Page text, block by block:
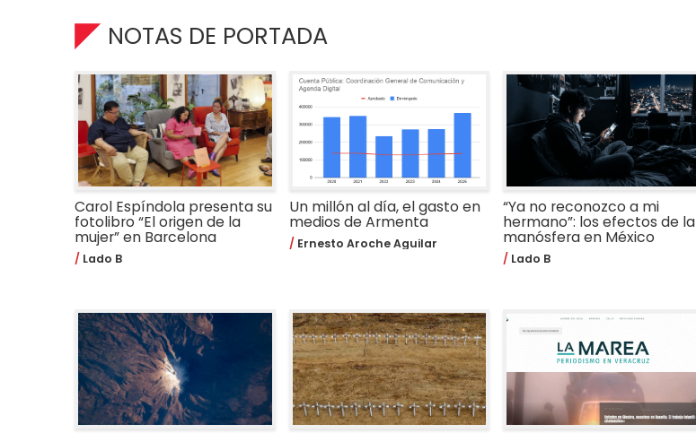
NOTAS DE PORTADA
Carol Espíndola presenta su
fotolibro “El origen de la
mujer” en Barcelona
Lado B
Un millón al día, el gasto en
medios de Armenta
Ernesto Aroche Aguilar
“Ya no reconozco a mi
hermano”: los efectos de la
manósfera en México
Lado B